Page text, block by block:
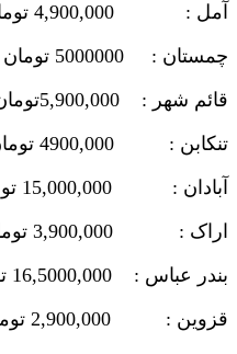
آمل : 4,900,000 تومان
چمستان : 5000000 تومان
قائم شهر : 5,900,000تومان
تنکابن : 4900,000 تومان
آبادان : 15,000,000 تومان
اراک : 3,900,000 تومان
بندر عباس : 16,5000,000 تومان
قزوین : 2,900,000 تومان